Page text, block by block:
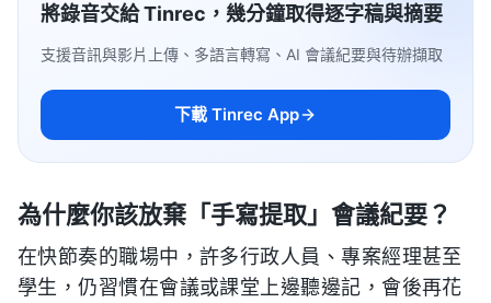
將錄音交給 Tinrec，幾分鐘取得逐字稿與摘要
支援音訊與影片上傳、多語言轉寫、AI 會議紀要與待辦擷取
下載 Tinrec App
為什麼你該放棄「手寫提取」會議紀要？
在快節奏的職場中，許多行政人員、專案經理甚至
學生，仍習慣在會議或課堂上邊聽邊記，會後再花